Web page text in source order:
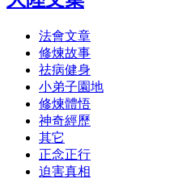
法會文章
修煉故事
祛病健身
小弟子園地
修煉體悟
神奇經歷
其它
正念正行
迫害真相